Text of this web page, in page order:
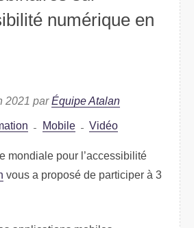
numérique en
2021 parÉquipe Atalan
Mobile Vidéo
mondiale pour l’accessibilité
vous a proposé de participer à 3